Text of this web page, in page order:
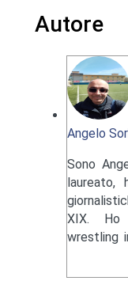
Autore
Angelo
Sono
laureato,
XIX.
wrestling